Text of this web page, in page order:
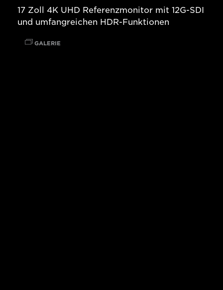
17 Zoll 4K UHD Referenzmonitor mit 12G-SDI
und umfangreichen HDR-Funktionen
GALERIE